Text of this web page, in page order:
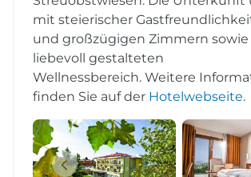
mit steierischer
und großzügigen Zimmern
liebevoll gestalteten
Wellnessbereich. Weitere
finden Sie auf der Hotelwebseite.